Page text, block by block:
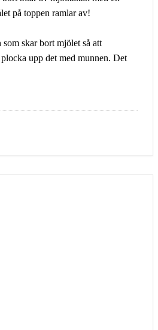
på toppen ramlar av!
skar bort mjölet så att
upp det med munnen. Det